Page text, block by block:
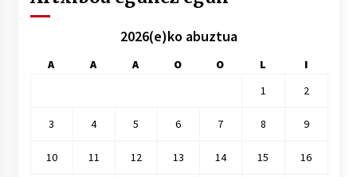
2026(e)ko abuztua
A A A O O L
I
1
2
3 4 5 6 7 8 9
10 11 12 13 14 15 16